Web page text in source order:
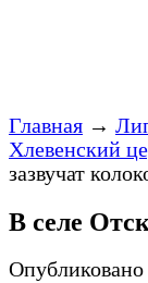
Главная →
Хлевенский
зазвучат
В селе